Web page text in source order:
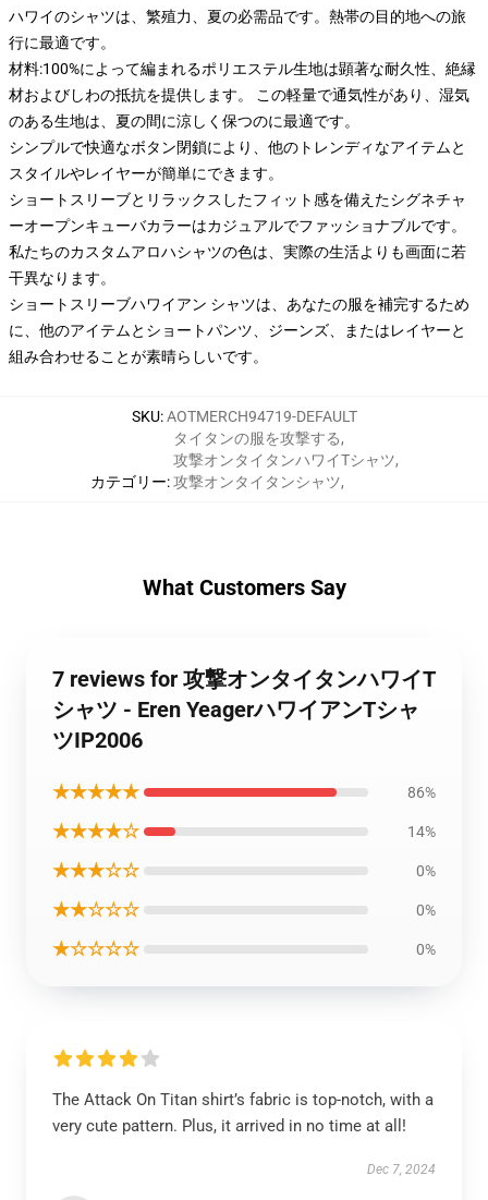
ハワイのシャツは、繁殖力、夏の必需品です。熱帯の目的地への旅
行に最適です。
材料:100%によって編まれるポリエステル生地は顕著な耐久性、絶縁
材およびしわの抵抗を提供します。 この軽量で通気性があり、湿気
のある生地は、夏の間に涼しく保つのに最適です。
シンプルで快適なボタン閉鎖により、他のトレンディなアイテムと
スタイルやレイヤーが簡単にできます。
ショートスリーブとリラックスしたフィット感を備えたシグネチャ
ーオープンキューバカラーはカジュアルでファッショナブルです。
私たちのカスタムアロハシャツの色は、実際の生活よりも画面に若
干異なります。
ショートスリーブハワイアン シャツは、あなたの服を補完するため
に、他のアイテムとショートパンツ、ジーンズ、またはレイヤーと
組み合わせることが素晴らしいです。
SKU:AOTMERCH94719-DEFAULT
カテゴリー:
タイタンの服を攻撃する,
攻撃オンタイタンハワイTシャツ,
攻撃オンタイタンシャツ,
What Customers Say
7 reviews for 攻撃オンタイタンハワイT
シャツ - Eren YeagerハワイアンTシャ
ツIP2006
★★★★★ 86%
★★★★☆ 14%
★★★☆☆ 0%
★★☆☆☆ 0%
★☆☆☆☆ 0%
The Attack On Titan shirt’s fabric is top-notch, with a
very cute pattern. Plus, it arrived in no time at all!
Dec 7, 2024